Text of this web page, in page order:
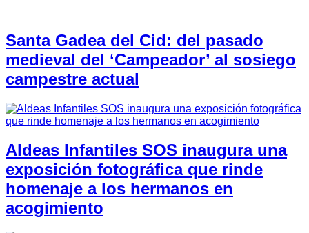
Santa Gadea del Cid: del pasado
medieval del ‘Campeador’ al sosiego
campestre actual
Aldeas Infantiles SOS inaugura una
exposición fotográfica que rinde
homenaje a los hermanos en
acogimiento